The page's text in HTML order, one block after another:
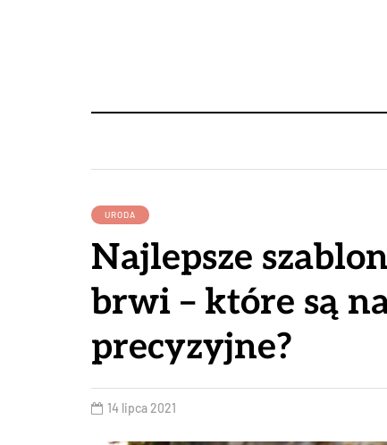
URODA
Najlepsze
brwi – które są
precyzyjne?
14 lipca 2021